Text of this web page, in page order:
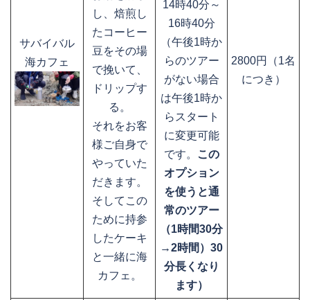
サバイバル
海カフェ
し、焙煎し
たコーヒー
豆をその場
で挽いて、
ドリップす
る。
それをお客
様ご自身で
やっていた
だきます。
そしてこの
ために持参
したケーキ
と一緒に海
カフェ。
14時40分～
16時40分
（午後1時か
らのツアー
がない場合
は午後1時か
らスタート
に変更可能
です。
この
オプション
を使うと通
常のツアー
（1時間30分
→2時間）30
分長くなり
ます）
2800円（1名
につき）